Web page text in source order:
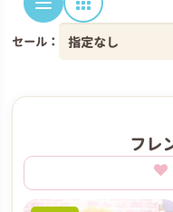
セール：
フレ